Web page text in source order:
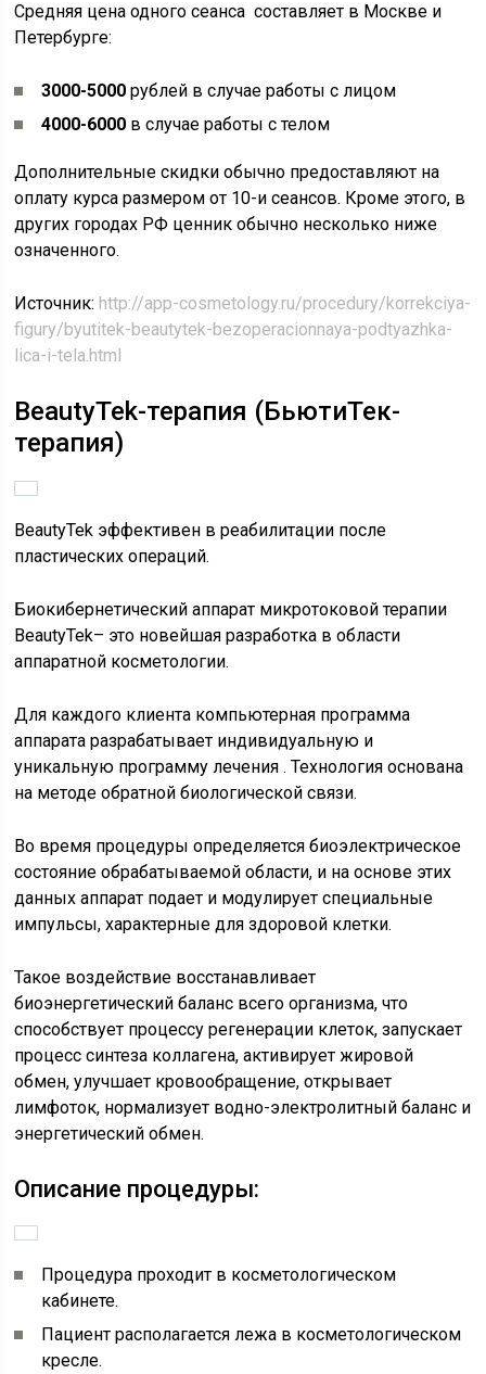
Средняя цена одного сеанса составляет в Москве и
Петербурге:
3000-5000 рублей в случае работы с лицом
4000-6000 в случае работы с телом
Дополнительные скидки обычно предоставляют на
оплату курса размером от 10-и сеансов. Кроме этого, в
других городах РФ ценник обычно несколько ниже
означенного.
Источник: http://app-cosmetology.ru/procedury/korrekciya-
figury/byutitek-beautytek-bezoperacionnaya-podtyazhka-
lica-i-tela.html
BeautyTek-терапия (БьютиТек-
терапия)
BeautyTek эффективен в реабилитации после
пластических операций.
Биокибернетический аппарат микротоковой терапии
BeautyTek– это новейшая разработка в области
аппаратной косметологии.
Для каждого клиента компьютерная программа
аппарата разрабатывает индивидуальную и
уникальную программу лечения . Технология основана
на методе обратной биологической связи.
Во время процедуры определяется биоэлектрическое
состояние обрабатываемой области, и на основе этих
данных аппарат подает и модулирует специальные
импульсы, характерные для здоровой клетки.
Такое воздействие восстанавливает
биоэнергетический баланс всего организма, что
способствует процессу регенерации клеток, запускает
процесс синтеза коллагена, активирует жировой
обмен, улучшает кровообращение, открывает
лимфоток, нормализует водно-электролитный баланс и
энергетический обмен.
Описание процедуры:
Процедура проходит в косметологическом
кабинете.
Пациент располагается лежа в косметологическом
кресле.